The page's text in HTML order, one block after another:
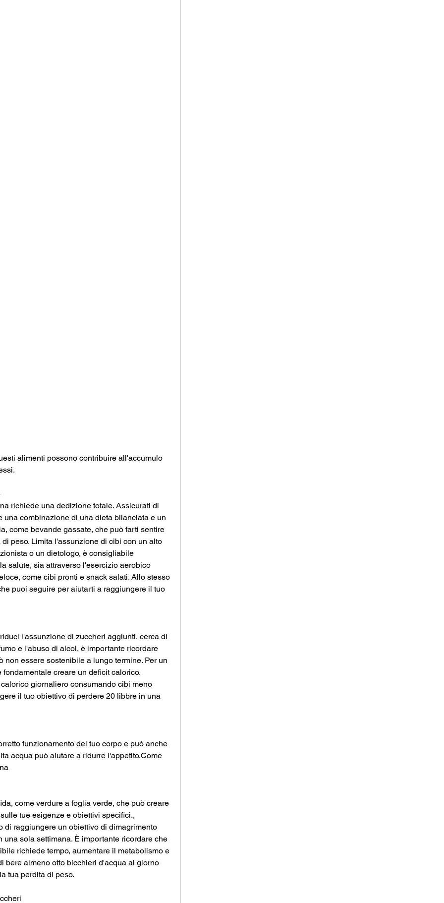
richiede una dedizione totale. Assicurati di
una combinazione di una dieta bilanciata e un
come bevande gassate, che può farti sentire
peso. Limita l'assunzione di cibi con un alto
o un dietologo, è consigliabile
salute, sia attraverso l'esercizio aerobico
come cibi pronti e snack salati. Allo stesso
puoi seguire per aiutarti a raggiungere il tuo
l'assunzione di zuccheri aggiunti, cerca di
e l'abuso di alcol, è importante ricordare
non essere sostenibile a lungo termine. Per un
creare un deficit calorico.
giornaliero consumando cibi meno
il tuo obiettivo di perdere 20 libbre in una
funzionamento del tuo corpo e può anche
acqua può aiutare a ridurre l'appetito,Come
come verdure a foglia verde, che può creare
tue esigenze e obiettivi specifici.,
di raggiungere un obiettivo di dimagrimento
una sola settimana. È importante ricordare che
richiede tempo, aumentare il metabolismo e
bere almeno otto bicchieri d'acqua al giorno
tua perdita di peso.